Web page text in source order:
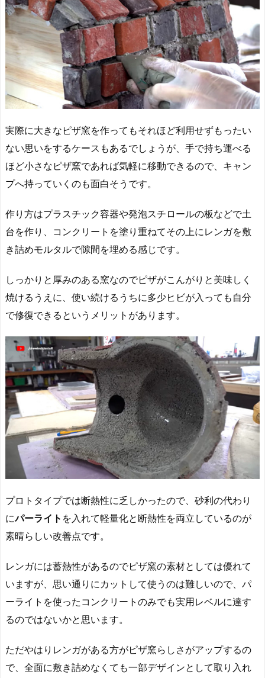
実際に大きなピザ窯を作ってもそれほど利用せずもったい
ない思いをするケースもあるでしょうが、手で持ち運べる
ほど小さなピザ窯であれば気軽に移動できるので、キャン
プへ持っていくのも面白そうです。
作り方はプラスチック容器や発泡スチロールの板などで土
台を作り、コンクリートを塗り重ねてその上にレンガを敷
き詰めモルタルで隙間を埋める感じです。
しっかりと厚みのある窯なのでピザがこんがりと美味しく
焼けるうえに、使い続けるうちに多少ヒビが入っても自分
で修復できるというメリットがあります。
プロトタイプでは断熱性に乏しかったので、砂利の代わり
にパーライト を入れて軽量化と断熱性を両立しているのが
素晴らしい改善点です。
レンガには蓄熱性があるのでピザ窯の素材としては優れて
いますが、思い通りにカットして使うのは難しいので、パ
ーライトを使ったコンクリートのみでも実用レベルに達す
るのではないかと思います。
ただやはりレンガがある方がピザ窯らしさがアップするの
で、全面に敷き詰めなくても一部デザインとして取り入れ